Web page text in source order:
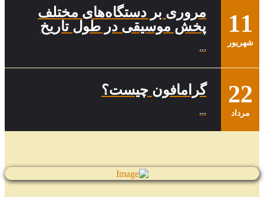
11
شهریور
مروری بر دستگاه‌های مختلف
پخش موسیقی در طول تاریخ
...
22
مرداد
گرامافون چیست؟
...